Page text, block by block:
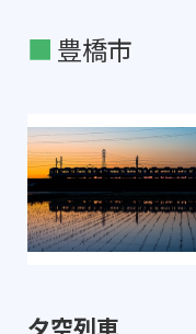
豊橋市
夕空列車